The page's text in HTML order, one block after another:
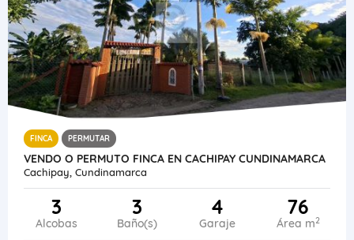
FINCA PERMUTAR
VENDO O PERMUTO FINCA EN CACHIPAY CUNDINAMARCA
Cachipay, Cundinamarca
3
Alcobas
3
Baño(s)
4
Garaje
76
Área m2